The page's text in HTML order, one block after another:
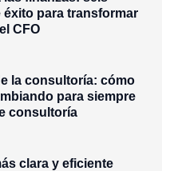
éxito para transformar
CFO
la consultoría: cómo
para siempre
consultoría
clara y eficiente